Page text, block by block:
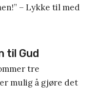
– Lykke til med
til Gud
tre
mulig å gjøre det